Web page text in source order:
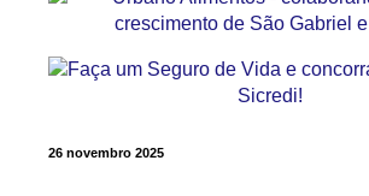
26 novembro 2025